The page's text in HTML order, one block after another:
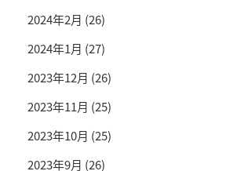
2024年2月 (26)
2024年1月 (27)
2023年12月 (26)
2023年11月 (25)
2023年10月 (25)
2023年9月 (26)